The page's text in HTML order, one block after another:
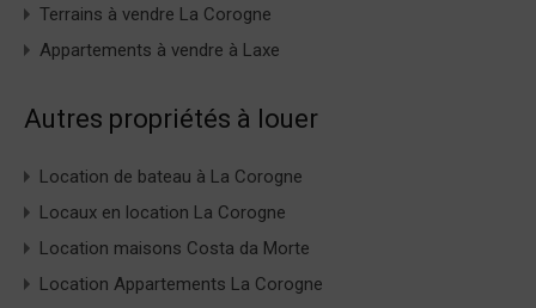
Terrains à vendre La Corogne
Appartements à vendre à Laxe
Autres propriétés à louer
Location de bateau à La Corogne
Locaux en location La Corogne
Location maisons Costa da Morte
Location Appartements La Corogne